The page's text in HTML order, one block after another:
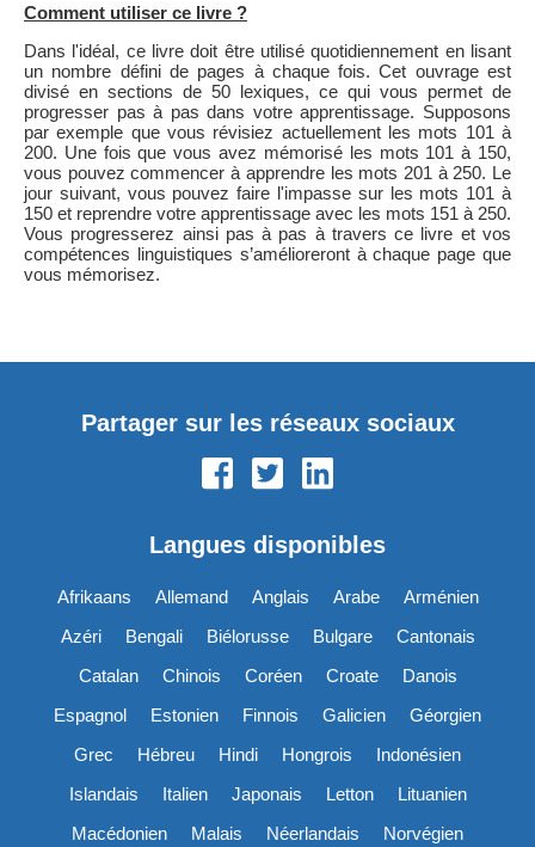
Comment utiliser ce livre ?
Dans l'idéal, ce livre doit être utilisé quotidiennement en lisant
un nombre défini de pages à chaque fois. Cet ouvrage est
divisé en sections de 50 lexiques, ce qui vous permet de
progresser pas à pas dans votre apprentissage. Supposons
par exemple que vous révisiez actuellement les mots 101 à
200. Une fois que vous avez mémorisé les mots 101 à 150,
vous pouvez commencer à apprendre les mots 201 à 250. Le
jour suivant, vous pouvez faire l'impasse sur les mots 101 à
150 et reprendre votre apprentissage avec les mots 151 à 250.
Vous progresserez ainsi pas à pas à travers ce livre et vos
compétences linguistiques s’amélioreront à chaque page que
vous mémorisez.
Partager sur les réseaux sociaux
Langues disponibles
Afrikaans Allemand Anglais Arabe
Arménien
Azéri
Bengali Biélorusse Bulgare
Cantonais
Catalan
Chinois Coréen Croate
Danois
Espagnol
Estonien Finnois Galicien
Géorgien
Grec
Hébreu Hindi Hongrois
Indonésien
Islandais
Italien Japonais Letton
Lituanien
Macédonien
Malais Néerlandais
Norvégien